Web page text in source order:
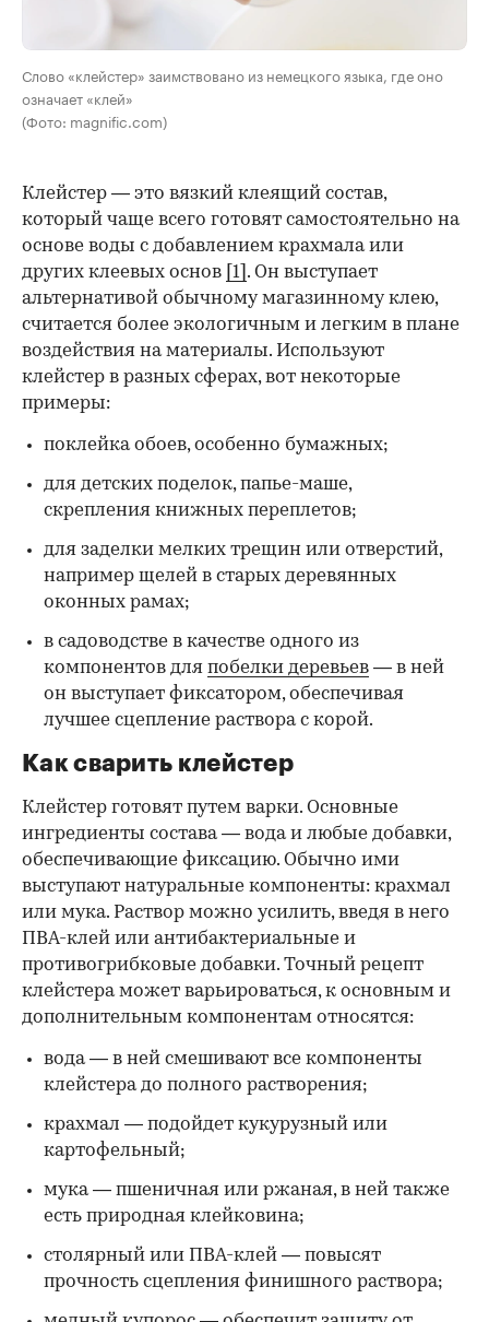
Слово «клейстер» заимствовано из немецкого языка, где оно
означает «клей»
(Фото: magnific.com)
00:00 / 00:00
Клейстер — это вязкий клеящий состав,
который чаще всего готовят самостоятельно на
основе воды с добавлением крахмала или
других клеевых основ [1] . Он выступает
альтернативой обычному магазинному клею,
считается более экологичным и легким в плане
воздействия на материалы. Используют
клейстер в разных сферах, вот некоторые
примеры:
поклейка обоев, особенно бумажных;
для детских поделок, папье-маше,
скрепления книжных переплетов;
для заделки мелких трещин или отверстий,
например щелей в старых деревянных
оконных рамах;
в садоводстве в качестве одного из
компонентов для побелки деревьев — в ней
он выступает фиксатором, обеспечивая
лучшее сцепление раствора с корой.
Как сварить клейстер
Клейстер готовят путем варки. Основные
ингредиенты состава — вода и любые добавки,
обеспечивающие фиксацию. Обычно ими
выступают натуральные компоненты: крахмал
или мука. Раствор можно усилить, введя в него
ПВА-клей или антибактериальные и
противогрибковые добавки. Точный рецепт
клейстера может варьироваться, к основным и
дополнительным компонентам относятся:
вода — в ней смешивают все компоненты
клейстера до полного растворения;
крахмал — подойдет кукурузный или
картофельный;
мука — пшеничная или ржаная, в ней также
есть природная клейковина;
столярный или ПВА-клей — повысят
прочность сцепления финишного раствора;